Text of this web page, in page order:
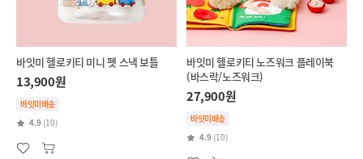
바잇미 헬로키티 미니 펫 스낵 보틀
13,900원
바잇미배송
4.9 (10)
바잇미 헬로키티 노즈워크 플레이북
(바스락/노즈워크)
27,900원
바잇미배송
4.9 (10)